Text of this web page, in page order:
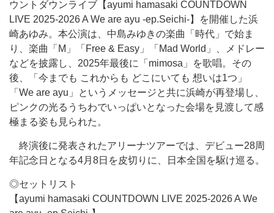
ウントダウンライブ【ayumi hamasaki COUNTDOWN
LIVE 2025-2026 A We are ayu -ep.Seichi-】を開催した浜
崎あゆみ。本公演は、中島みゆきの楽曲「時代」で始ま
り、楽曲「M」「Free & Easy」「Mad World」、メドレー
などを披露し、2025年最後に「mimosa」を歌唱。その
後、「今までも これからも どこにいても 想いは1つ」
「We are ayu」というメッセージと共に浜崎が再登場し、
ピンクの光るうちわでいっぱいとなった会場を見渡して感
極まる姿も見られた。
終演後に発表されたアリーナツアーでは、デビュー28周
年記念日となる4月8日を皮切りに、日本全国を駆け巡る。
◎セットリスト
【ayumi hamasaki COUNTDOWN LIVE 2025-2026 A We